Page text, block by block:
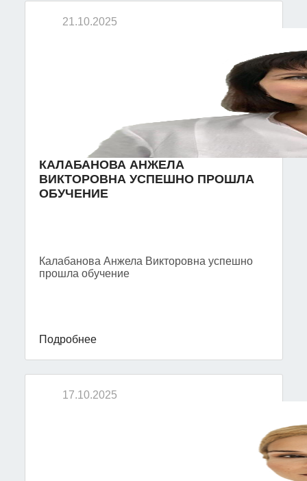
21.10.2025
КАЛАБАНОВА АНЖЕЛА
ВИКТОРОВНА УСПЕШНО ПРОШЛА
ОБУЧЕНИЕ
Калабанова Анжела Викторовна успешно
прошла обучение
Подробнее
17.10.2025